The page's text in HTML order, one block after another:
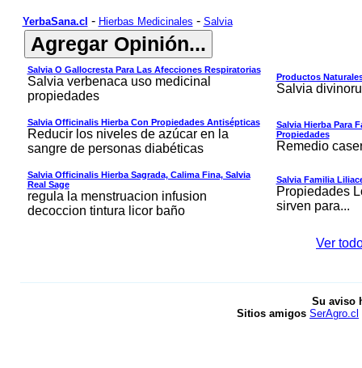
YerbaSana.cl - Hierbas Medicinales - Salvia
Salvia O Gallocresta Para Las Afecciones Respiratorias
Salvia verbenaca uso medicinal
propiedades
Productos
Salvia
Salvia Officinalis Hierba Con Propiedades Antisépticas
Reducir los niveles de azúcar en la
sangre de personas diabéticas
Salvia Hierba Para
Propiedades
Remedio
Salvia Officinalis Hierba Sagrada, Calima Fina, Salvia
Real Sage
regula la menstruacion infusion
decoccion tintura licor baño
Salvia Familia
Propiedades
sirven para...
Ver
Su aviso
Sitios amigos SerAgro.cl